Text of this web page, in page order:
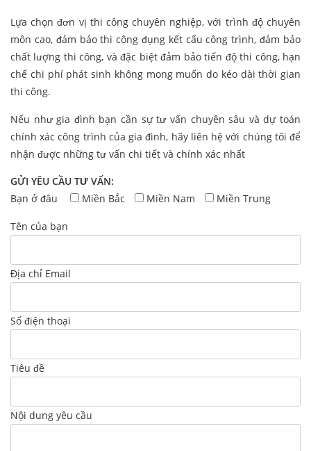
Lựa chọn đơn vị thi công chuyên nghiệp, với trình độ chuyên
môn cao, đảm bảo thi công đụng kết cấu công trình, đảm bảo
chất lượng thi công, và đặc biệt đảm bảo tiến độ thi công, hạn
chế chi phí phát sinh không mong muốn do kéo dài thời gian
thi công.
Nếu như gia đình bạn cần sự tư vấn chuyên sâu và dự toán
chính xác công trình của gia đình, hãy liên hệ với chúng tôi để
nhận được những tư vấn chi tiết và chính xác nhất
GỬI YÊU CẦU TƯ VẤN:
Bạn ở đâu
Miền Bắc Miền Nam Miền Trung
Tên của bạn
Địa chỉ Email
Số điện thoại
Tiêu đề
Nội dung yêu cầu